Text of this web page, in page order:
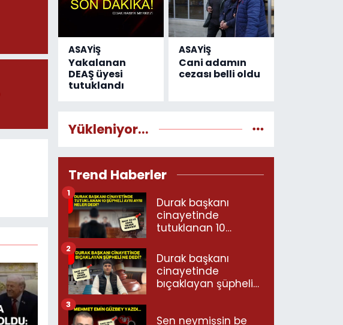
ASAYİŞ
Yakalanan
DEAŞ üyesi
tutuklandı
ASAYİŞ
Cani adamın
cezası belli oldu
Yükleniyor...
Trend Haberler
Durak başkanı
cinayetinde
tutuklanan 10
neler dedi?
1
Durak başkanı
cinayetinde
bıçaklayan şüpheli
2
Sen neymişsin be
3